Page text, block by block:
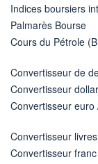
Indices boursiers
Palmarès Bourse
Cours du Pétrole
Convertisseur de
Convertisseur
Convertisseur euro
Convertisseur
Convertisseur